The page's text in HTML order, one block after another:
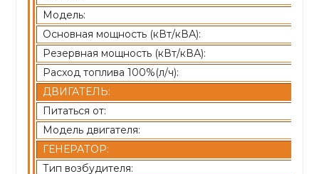
Модель:
Основная мощность (кВт/кВА):
Резервная мощность (кВт/кВА):
Расход топлива 100%(л/ч):
ДВИГАТЕЛЬ:
Питаться от:
Модель двигателя:
ГЕНЕРАТОР:
Тип возбудителя: